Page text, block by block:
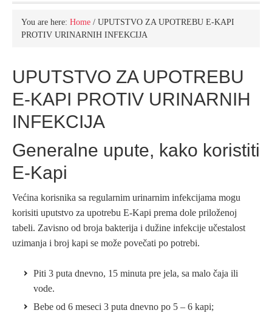
You are here: Home / UPUTSTVO ZA UPOTREBU E-KAPI
PROTIV URINARNIH INFEKCIJA
UPUTSTVO ZA UPOTREBU
E-KAPI PROTIV URINARNIH
INFEKCIJA
Generalne upute, kako koristiti
E-Kapi
Većina korisnika sa regularnim urinarnim infekcijama mogu
korisiti uputstvo za upotrebu E-Kapi prema dole priloženoj
tabeli. Zavisno od broja bakterija i dužine infekcije učestalost
uzimanja i broj kapi se može povečati po potrebi.
Piti 3 puta dnevno, 15 minuta pre jela, sa malo čaja ili
vode.
Bebe od 6 meseci 3 puta dnevno po 5 – 6 kapi;